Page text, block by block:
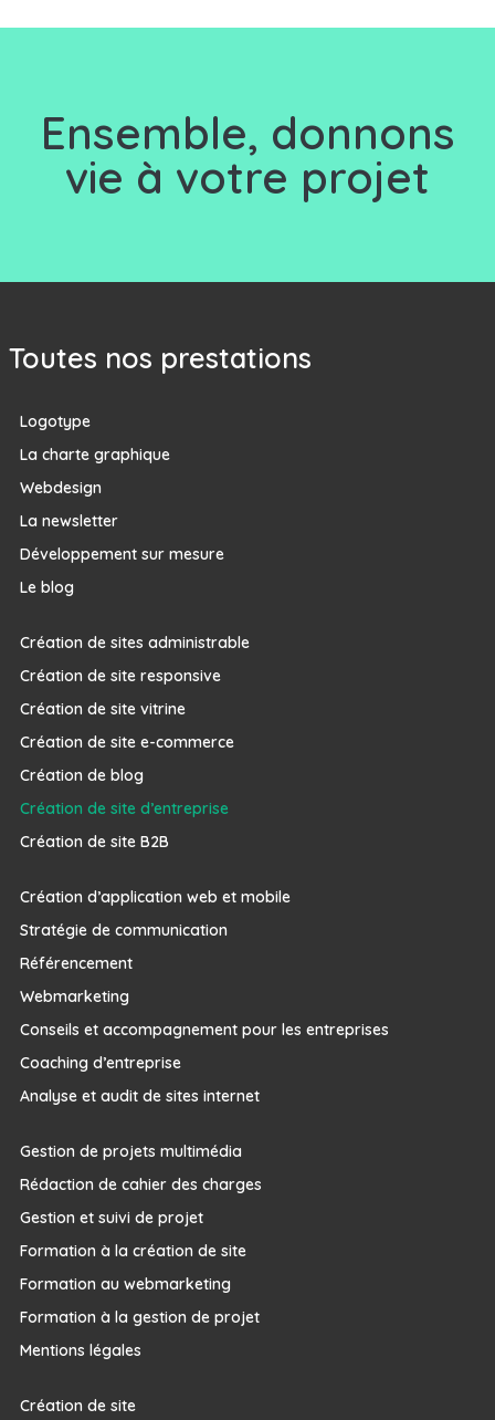
Ensemble, donnons
vie à votre projet
Toutes nos prestations
Logotype
La charte graphique
Webdesign
La newsletter
Développement sur mesure
Le blog
Création de sites administrable
Création de site responsive
Création de site vitrine
Création de site e-commerce
Création de blog
Création de site d’entreprise
Création de site B2B
Création d’application web et mobile
Stratégie de communication
Référencement
Webmarketing
Conseils et accompagnement pour les entreprises
Coaching d’entreprise
Analyse et audit de sites internet
Gestion de projets multimédia
Rédaction de cahier des charges
Gestion et suivi de projet
Formation à la création de site
Formation au webmarketing
Formation à la gestion de projet
Mentions légales
Création de site